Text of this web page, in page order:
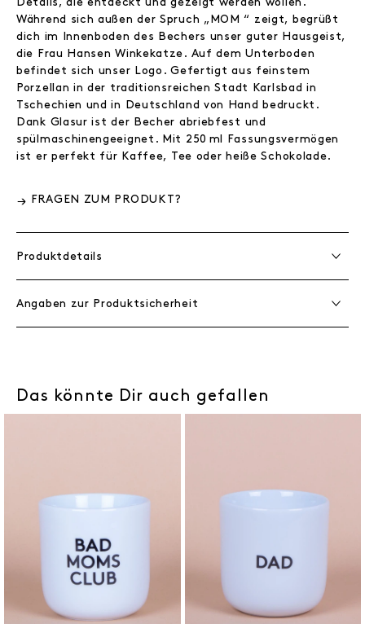
Während sich außen der Spruch „MOM “ zeigt, begrüßt
dich im Innenboden des Bechers unser guter Hausgeist,
die Frau Hansen Winkekatze. Auf dem Unterboden
befindet sich unser Logo. Gefertigt aus feinstem
Porzellan in der traditionsreichen Stadt Karlsbad in
Tschechien und in Deutschland von Hand bedruckt.
Dank Glasur ist der Becher abriebfest und
spülmaschinengeeignet. Mit 250 ml Fassungsvermögen
ist er perfekt für Kaffee, Tee oder heiße Schokolade.
FRAGEN ZUM PRODUKT?
Produktdetails
Angaben zur Produktsicherheit
Das könnte Dir auch gefallen